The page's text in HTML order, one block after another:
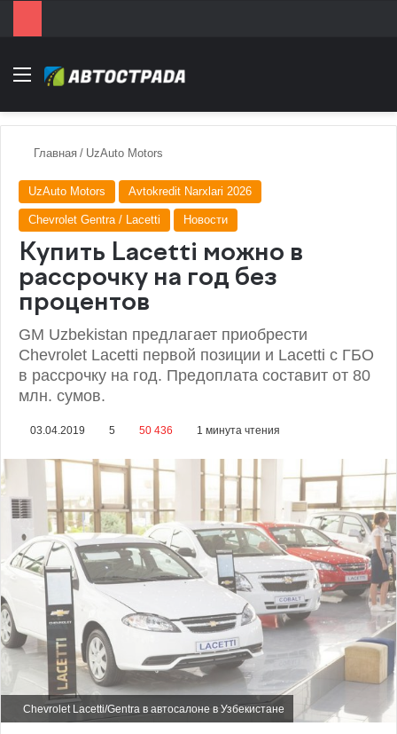
Menu
Главная / UzAuto Motors
UzAuto Motors Avtokredit Narxlari 2026
Chevrolet Gentra / Lacetti Новости
Купить Lacetti можно в
рассрочку на год без
процентов
GM Uzbekistan предлагает приобрести
Chevrolet Lacetti первой позиции и Lacetti с ГБО
в рассрочку на год. Предоплата составит от 80
млн. сумов.
03.04.2019 5 50 436 1 минута чтения
Chevrolet Lacetti/Gentra в автосалоне в Узбекистане